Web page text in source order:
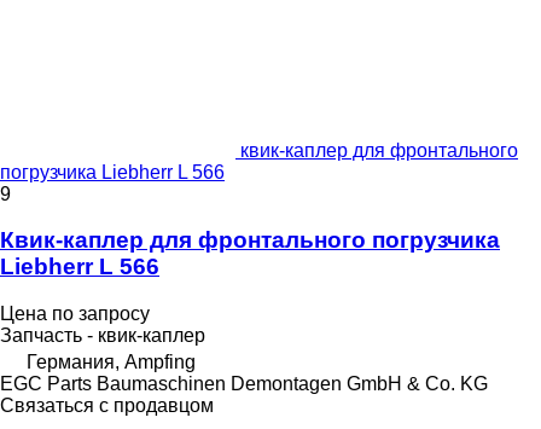
квик-каплер для фронтального
погрузчика Liebherr L 566
9
Квик-каплер для фронтального погрузчика
Liebherr L 566
Цена по запросу
Запчасть - квик-каплер
Германия, Ampfing
EGC Parts Baumaschinen Demontagen GmbH & Co. KG
Связаться с продавцом